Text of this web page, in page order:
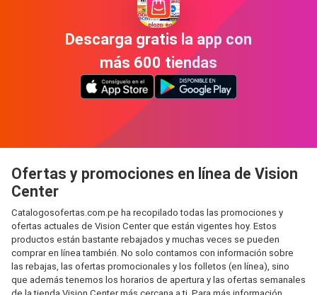
Descarga gratis la app con
más 600 tiendas
Ofertas y promociones en línea de Vision
Center
Catalogosofertas.com.pe ha recopilado todas las promociones y
ofertas actuales de Vision Center que están vigentes hoy. Estos
productos están bastante rebajados y muchas veces se pueden
comprar en línea también. No solo contamos con información sobre
las rebajas, las ofertas promocionales y los folletos (en línea), sino
que además tenemos los horarios de apertura y las ofertas semanales